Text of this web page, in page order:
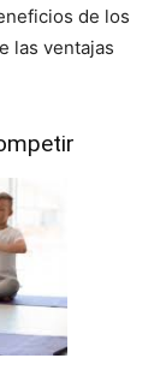
de los
las ventajas